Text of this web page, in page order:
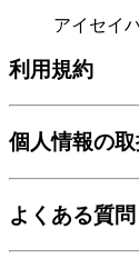
アイセイ
利用規約
個人情報の
よくある質問